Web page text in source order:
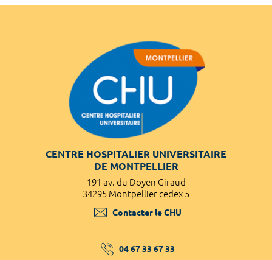
CENTRE HOSPITALIER UNIVERSITAIRE
DE MONTPELLIER
191 av. du Doyen Giraud
34295 Montpellier cedex 5
Contacter le CHU
04 67 33 67 33